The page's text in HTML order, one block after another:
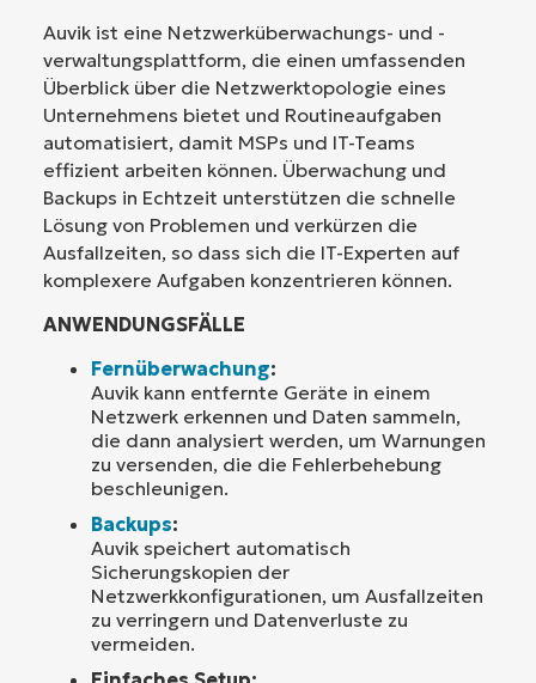
Auvik ist eine Netzwerküberwachungs- und -
verwaltungsplattform, die einen umfassenden
Überblick über die Netzwerktopologie eines
Unternehmens bietet und Routineaufgaben
automatisiert, damit MSPs und IT-Teams
effizient arbeiten können. Überwachung und
Backups in Echtzeit unterstützen die schnelle
Lösung von Problemen und verkürzen die
Ausfallzeiten, so dass sich die IT-Experten auf
komplexere Aufgaben konzentrieren können.
ANWENDUNGSFÄLLE
Fernüberwachung:
Auvik kann entfernte Geräte in einem
Netzwerk erkennen und Daten sammeln,
die dann analysiert werden, um Warnungen
zu versenden, die die Fehlerbehebung
beschleunigen.
Backups:
Auvik speichert automatisch
Sicherungskopien der
Netzwerkkonfigurationen, um Ausfallzeiten
zu verringern und Datenverluste zu
vermeiden.